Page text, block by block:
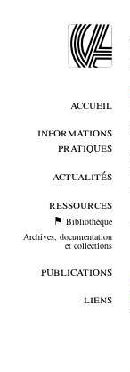
accueil
informations
pratiques
actualités
ressources
Bibliothèque
Archives, documentation
et collections
publications
liens